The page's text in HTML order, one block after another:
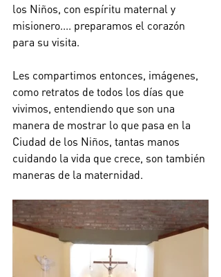
los Niños, con espíritu maternal y
misionero.... preparamos el corazón
para su visita.
Les compartimos entonces, imágenes,
como retratos de todos los días que
vivimos, entendiendo que son una
manera de mostrar lo que pasa en la
Ciudad de los Niños, tantas manos
cuidando la vida que crece, son también
maneras de la maternidad.